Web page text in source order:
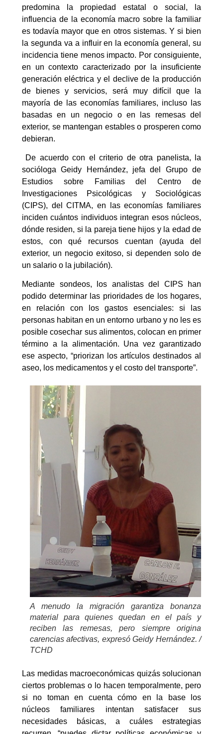
predomina la propiedad estatal o social, la
influencia de la economía macro sobre la familiar
es todavía mayor que en otros sistemas. Y si bien
la segunda va a influir en la economía general, su
incidencia tiene menos impacto. Por consiguiente,
en un contexto caracterizado por la insuficiente
generación eléctrica y el declive de la producción
de bienes y servicios, será muy difícil que la
mayoría de las economías familiares, incluso las
basadas en un negocio o en las remesas del
exterior, se mantengan estables o prosperen como
debieran.
De acuerdo con el criterio de otra panelista, la
socióloga Geidy Hernández, jefa del Grupo de
Estudios sobre Familias del Centro de
Investigaciones Psicológicas y Sociológicas
(CIPS), del CITMA, en las economías familiares
inciden cuántos individuos integran esos núcleos,
dónde residen, si la pareja tiene hijos y la edad de
estos, con qué recursos cuentan (ayuda del
exterior, un negocio exitoso, si dependen solo de
un salario o la jubilación).
Mediante sondeos, los analistas del CIPS han
podido determinar las prioridades de los hogares,
en relación con los gastos esenciales: si las
personas habitan en un entorno urbano y no les es
posible cosechar sus alimentos, colocan en primer
término a la alimentación. Una vez garantizado
ese aspecto, “priorizan los artículos destinados al
aseo, los medicamentos y el costo del transporte”.
A menudo la migración garantiza bonanza
material para quienes quedan en el país y
reciben las remesas, pero siempre origina
carencias afectivas, expresó Geidy Hernández. /
TCHD
Las medidas macroeconómicas quizás solucionan
ciertos problemas o lo hacen temporalmente, pero
si no toman en cuenta cómo en la base los
núcleos familiares intentan satisfacer sus
necesidades básicas, a cuáles estrategias